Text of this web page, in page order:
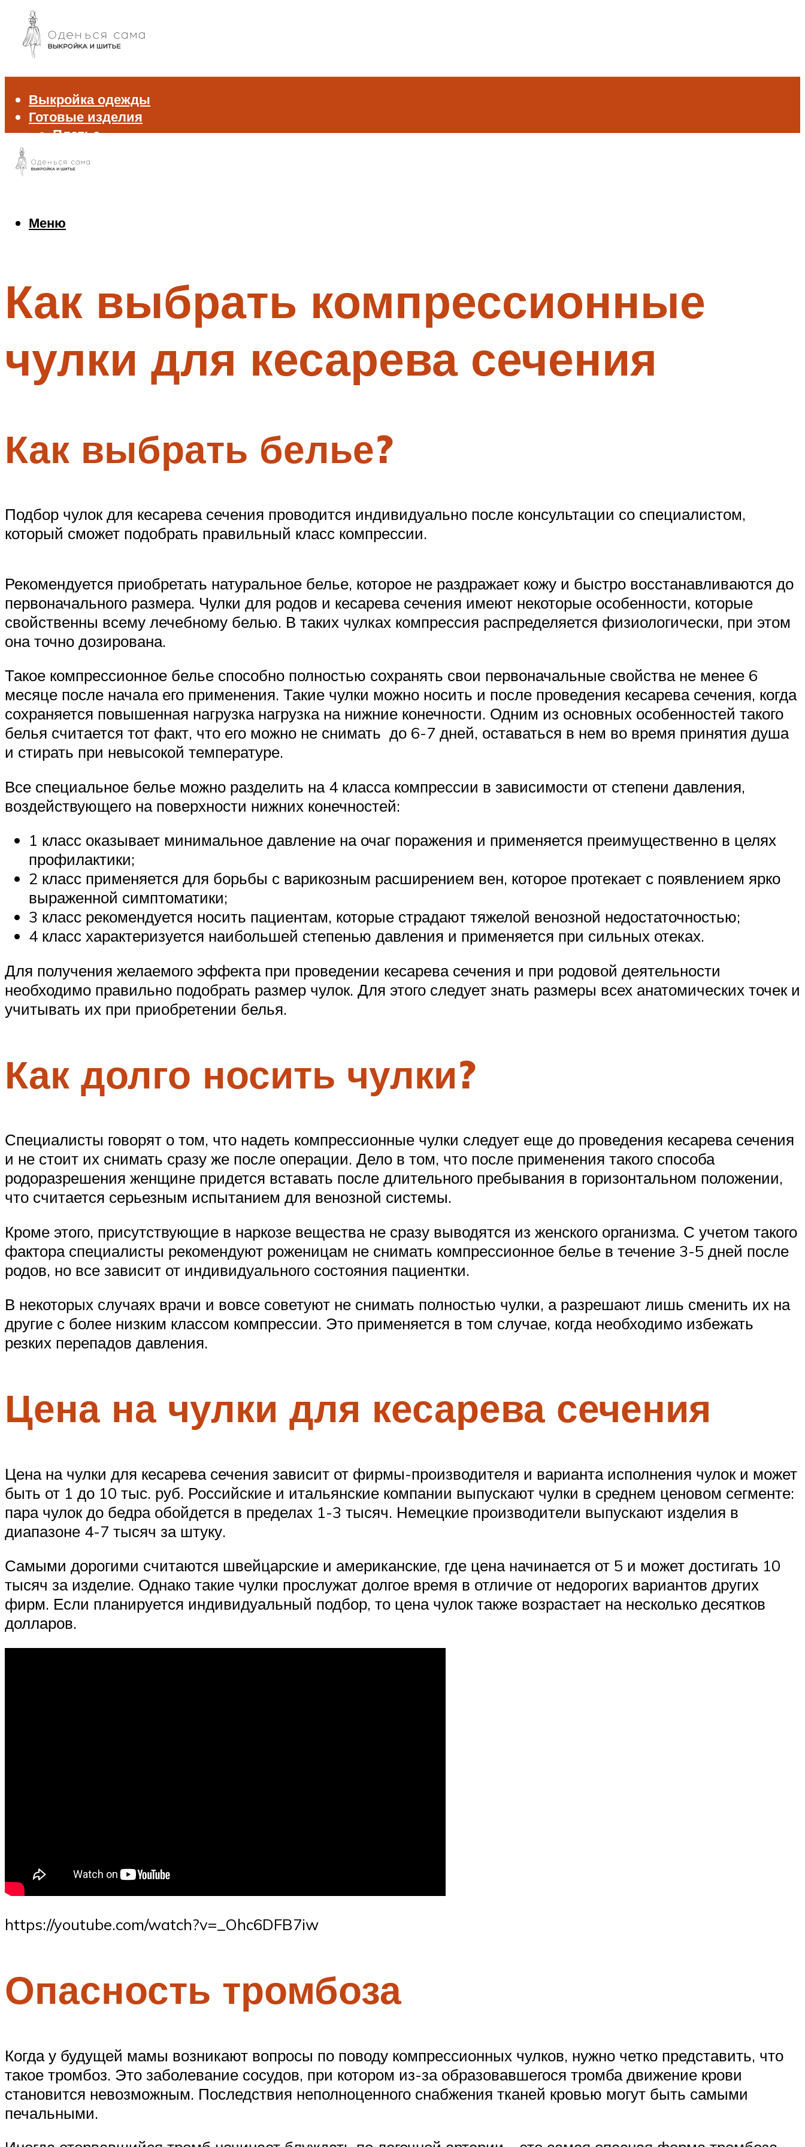
Выкройка одежды
Готовые изделия
Платье
Блуза и рубашка
Джемпер и свитер
Меню
Меню
Как выбрать компрессионные
чулки для кесарева сечения
Как выбрать белье?
Подбор чулок для кесарева сечения проводится индивидуально после консультации со специалистом,
который сможет подобрать правильный класс компрессии.
Рекомендуется приобретать натуральное белье, которое не раздражает кожу и быстро восстанавливаются до
первоначального размера. Чулки для родов и кесарева сечения имеют некоторые особенности, которые
свойственны всему лечебному белью. В таких чулках компрессия распределяется физиологически, при этом
она точно дозирована.
Такое компрессионное белье способно полностью сохранять свои первоначальные свойства не менее 6
месяце после начала его применения. Такие чулки можно носить и после проведения кесарева сечения, когда
сохраняется повышенная нагрузка нагрузка на нижние конечности. Одним из основных особенностей такого
белья считается тот факт, что его можно не снимать до 6-7 дней, оставаться в нем во время принятия душа
и стирать при невысокой температуре.
Все специальное белье можно разделить на 4 класса компрессии в зависимости от степени давления,
воздействующего на поверхности нижних конечностей:
1 класс оказывает минимальное давление на очаг поражения и применяется преимущественно в целях
профилактики;
2 класс применяется для борьбы с варикозным расширением вен, которое протекает с появлением ярко
выраженной симптоматики;
3 класс рекомендуется носить пациентам, которые страдают тяжелой венозной недостаточностью;
4 класс характеризуется наибольшей степенью давления и применяется при сильных отеках.
Для получения желаемого эффекта при проведении кесарева сечения и при родовой деятельности
необходимо правильно подобрать размер чулок. Для этого следует знать размеры всех анатомических точек и
учитывать их при приобретении белья.
Как долго носить чулки?
Специалисты говорят о том, что надеть компрессионные чулки следует еще до проведения кесарева сечения
и не стоит их снимать сразу же после операции. Дело в том, что после применения такого способа
родоразрешения женщине придется вставать после длительного пребывания в горизонтальном положении,
что считается серьезным испытанием для венозной системы.
Кроме этого, присутствующие в наркозе вещества не сразу выводятся из женского организма. С учетом такого
фактора специалисты рекомендуют роженицам не снимать компрессионное белье в течение 3-5 дней после
родов, но все зависит от индивидуального состояния пациентки.
В некоторых случаях врачи и вовсе советуют не снимать полностью чулки, а разрешают лишь сменить их на
другие с более низким классом компрессии. Это применяется в том случае, когда необходимо избежать
резких перепадов давления.
Цена на чулки для кесарева сечения
Цена на чулки для кесарева сечения зависит от фирмы-производителя и варианта исполнения чулок и может
быть от 1 до 10 тыс. руб. Российские и итальянские компании выпускают чулки в среднем ценовом сегменте:
пара чулок до бедра обойдется в пределах 1-3 тысяч. Немецкие производители выпускают изделия в
диапазоне 4-7 тысяч за штуку.
Самыми дорогими считаются швейцарские и американские, где цена начинается от 5 и может достигать 10
тысяч за изделие. Однако такие чулки прослужат долгое время в отличие от недорогих вариантов других
фирм. Если планируется индивидуальный подбор, то цена чулок также возрастает на несколько десятков
долларов.
https://youtube.com/watch?v=_Ohc6DFB7iw
Опасность тромбоза
Когда у будущей мамы возникают вопросы по поводу компрессионных чулков, нужно четко представить, что
такое тромбоз. Это заболевание сосудов, при котором из-за образовавшегося тромба движение крови
становится невозможным. Последствия неполноценного снабжения тканей кровью могут быть самыми
печальными.